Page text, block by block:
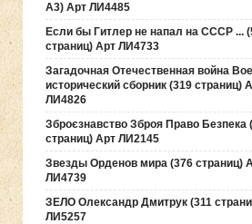
А3) Арт ЛИ4485
Если бы Гитлер не напал на СССР ...
страниц) Арт ЛИ4733
Загадочная Отечественная война
исторический сборник (319 страниц)
ЛИ4826
Зброєзнавство Зброя Право Безпека
страниц) Арт ЛИ2145
Звезды Орденов мира (376 страниц)
ЛИ4739
ЗЕЛО Олександр Дмитрук (311
ЛИ5257